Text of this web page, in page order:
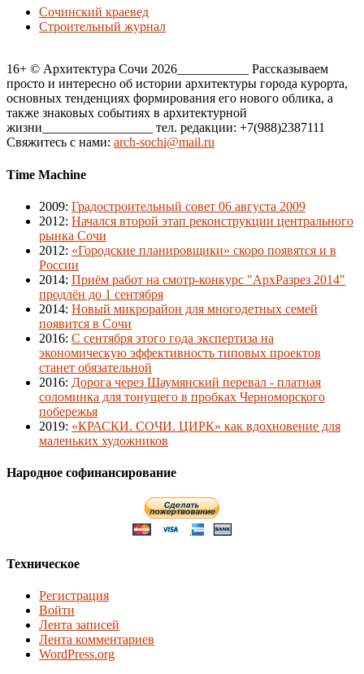
Сочинский краевед
Строительный журнал
16+ © Архитектура Сочи 2026___________ Рассказываем
просто и интересно об истории архитектуры города курорта,
основных тенденциях формирования его нового облика, а
также знаковых событиях в архитектурной
жизни_________________ тел. редакции: +7(988)2387111
Свяжитесь с нами: arch-sochi@mail.ru
Time Machine
2009: Градостроительный совет 06 августа 2009
2012: Начался второй этап реконструкции центрального
рынка Сочи
2012: «Городские планировщики» скоро появятся и в
России
2014: Приём работ на смотр-конкурс "АрхРазрез 2014"
продлён до 1 сентября
2014: Новый микрорайон для многодетных семей
появится в Сочи
2016: С сентября этого года экспертиза на
экономическую эффективность типовых проектов
станет обязательной
2016: Дорога через Шаумянский перевал - платная
соломинка для тонущего в пробках Черноморского
побережья
2019: «КРАСКИ. СОЧИ. ЦИРК» как вдохновение для
маленьких художников
Народное софинансирование
Техническое
Регистрация
Войти
Лента записей
Лента комментариев
WordPress.org